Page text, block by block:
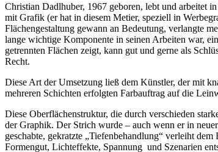
Christian Dadlhuber, 1967 geboren, lebt und arbeitet
mit Grafik (er hat in diesem Metier, speziell in
Flächengestaltung gewann an Bedeutung, verlangte
lange wichtige Komponente in seinen Arbeiten war,
getrennten Flächen zeigt, kann gut und gerne als
Recht.
Diese Art der Umsetzung ließ dem Künstler, der mit
mehreren Schichten erfolgten Farbauftrag auf die
Diese Oberflächenstruktur, die durch verschieden
der Graphik. Der Strich wurde – auch wenn er in
geschabte, gekratzte „Tiefenbehandlung“ verleiht
Formengut, Lichteffekte, Spannung und Szenarien